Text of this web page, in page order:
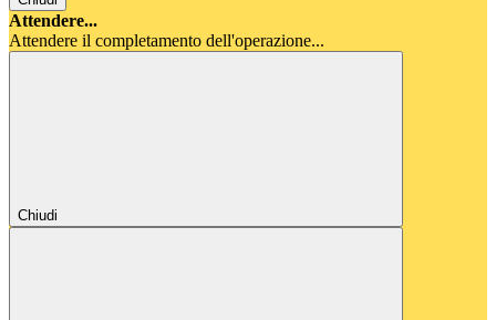
Attendere...
Attendere il completamento dell'operazione...
Chiudi